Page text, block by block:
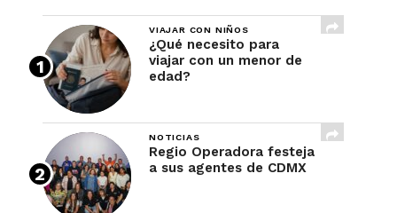
VIAJAR CON NIÑOS
¿Qué necesito para
viajar con un menor de
edad?
NOTICIAS
Regio Operadora festeja
a sus agentes de CDMX